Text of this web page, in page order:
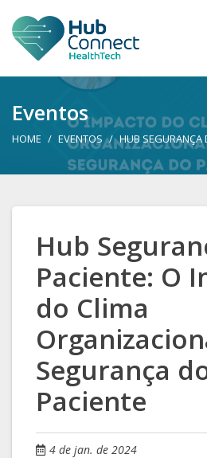
Eventos
HOME EVENTOS HUB SEGURANÇA
Hub
Paciente: O
do Clima
Segurança
Paciente
4 de jan. de 2024